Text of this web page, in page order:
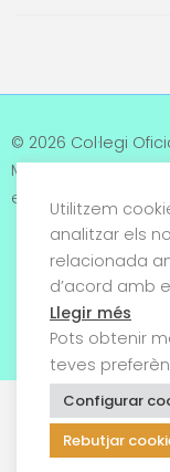
© 2026 Col·legi
Metges de
els drets reservats
Utilitzem
analitzar els
relacionada
d’acord amb
Llegir més
Pots obtenir
teves
Configurar
Rebutjar